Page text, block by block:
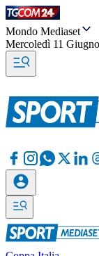
Mondo Mediaset
Mercoledì 11